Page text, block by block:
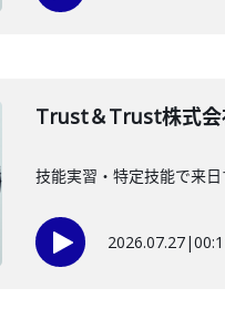
Trust＆Trust株式会
技能実習・特定技能で来
2026.07.27|